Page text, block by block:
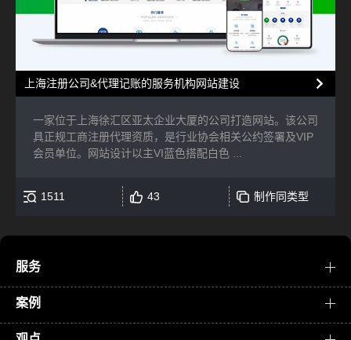
上海注册公司&代理记账的服务机构网站建设
一家位于上海徐汇区亚太企业大厦的公司打造网站。该公司
具正规工商注册代理资质，是行业协会相关公约签署及VIP
会员单位。网站设计以主VI蓝色搭配白色 ...
1511 43 制作同类型
服务
案例